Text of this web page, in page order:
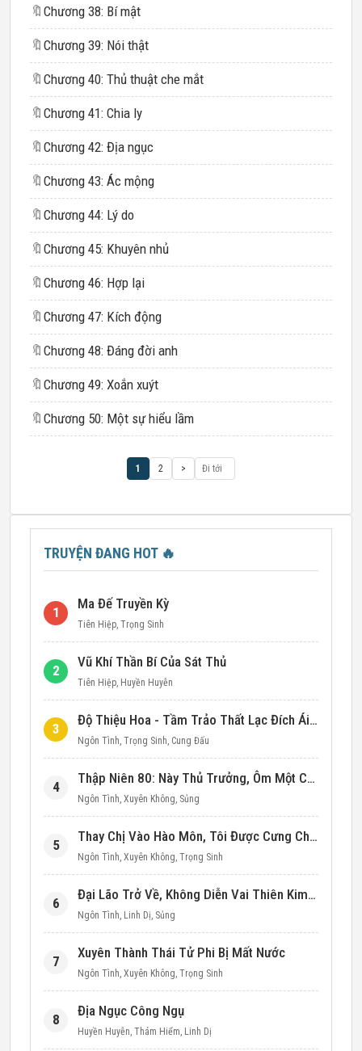
🔖 Chương 38: Bí mật
🔖 Chương 39: Nói thật
🔖 Chương 40: Thủ thuật che mắt
🔖 Chương 41: Chia ly
🔖 Chương 42: Địa ngục
🔖 Chương 43: Ác mộng
🔖 Chương 44: Lý do
🔖 Chương 45: Khuyên nhủ
🔖 Chương 46: Hợp lại
🔖 Chương 47: Kích động
🔖 Chương 48: Đáng đời anh
🔖 Chương 49: Xoắn xuýt
🔖 Chương 50: Một sự hiểu lầm
1 2 >
TRUYỆN ĐANG HOT 🔥
1
Ma Đế Truyền Kỳ
Tiên Hiệp, Trọng Sinh
2
Vũ Khí Thần Bí Của Sát Thủ
Tiên Hiệp, Huyền Huyễn
3
Độ Thiệu Hoa - Tầm Trảo Thất Lạc Đích Ái Tình
Ngôn Tình, Trọng Sinh, Cung Đấu
4
Thập Niên 80: Này Thủ Trưởng, Ôm Một Cái Đi!
Ngôn Tình, Xuyên Không, Sủng
5
Thay Chị Vào Hào Môn, Tôi Được Cưng Chiều Hết Mực (Thập Niên 90)
Ngôn Tình, Xuyên Không, Trọng Sinh
6
Đại Lão Trở Về, Không Diễn Vai Thiên Kim Giả Nữa
Ngôn Tình, Linh Dị, Sủng
7
Xuyên Thành Thái Tử Phi Bị Mất Nước
Ngôn Tình, Xuyên Không, Trọng Sinh
8
Địa Ngục Công Ngụ
Huyền Huyễn, Thám Hiểm, Linh Dị